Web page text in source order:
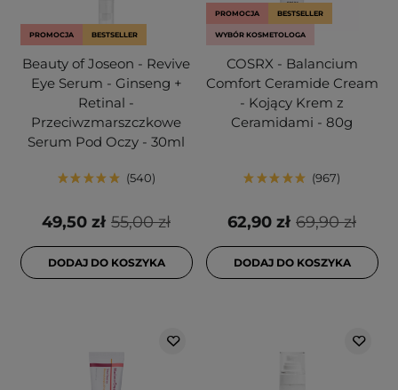
PROMOCJA BESTSELLER
Beauty of Joseon - Revive
Eye Serum - Ginseng +
Retinal -
Przeciwzmarszczkowe
Serum Pod Oczy - 30ml
540
55,00 zł
49,50 zł
DODAJ DO KOSZYKA
PROMOCJA BESTSELLER
WYBÓR KOSMETOLOGA
COSRX - Balancium
Comfort Ceramide Cream
- Kojący Krem z
Ceramidami - 80g
967
69,90 zł
62,90 zł
DODAJ DO KOSZYKA